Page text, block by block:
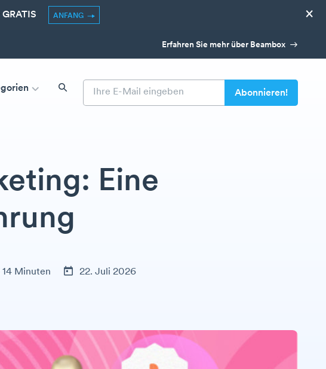
ANFANG ×
Erfahren Sie mehr über Beambox
Eine
14 Minuten 22. Juli 2026